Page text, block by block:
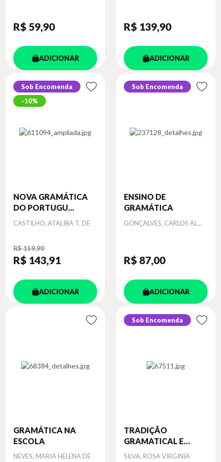
R$ 59,90
ADICIONAR
R$ 139,90
ADICIONAR
Sob Encomenda
10%
NOVA GRAMÁTICA
DO PORTUGU...
Autor
CASTILHO, ATALIBA T. DE
R$ 159,90
R$ 143,91
ADICIONAR
Sob Encomenda
ENSINO DE
GRAMÁTICA
Autor
GONÇALVES, CARLOS AL...
R$ 87,00
ADICIONAR
GRAMÁTICA NA
ESCOLA
Autor
NEVES, MARIA HELENA DE
Sob Encomenda
TRADIÇÃO
GRAMATICAL E
GRA...
Autor
SILVA, ROSA VIRGINIA